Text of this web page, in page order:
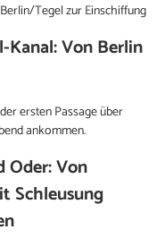
Tegel zur Einschiffung
Kanal: Von Berlin
ersten Passage über
ankommen.
Oder: Von
Schleusung